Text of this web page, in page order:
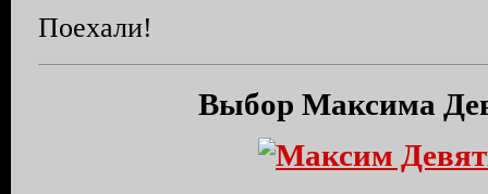
Поехали!
Выбор Максима